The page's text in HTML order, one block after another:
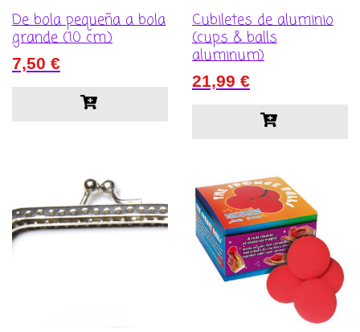
De bola pequeña a bola
grande (10 cm.)
7,50 €
Cubiletes de aluminio
(cups & balls
aluminum)
21,99 €